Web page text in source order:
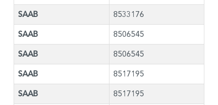
SAAB 8533176
SAAB 8506545
SAAB 8506545
SAAB 8517195
SAAB 8517195